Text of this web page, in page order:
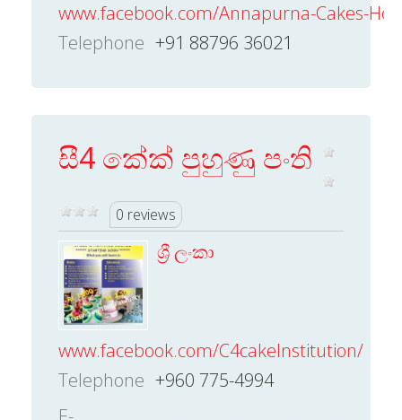
www.facebook.com/Annapurna-Cakes-
Telephone +91 88796 36021
සී4 කේක් පුහුණු පංති
0 reviews
ශ්‍රී ලංකා
www.facebook.com/C4cakeInstitution/
Telephone +960 775-4994